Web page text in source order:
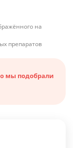
на
препаратов
мы подобрали